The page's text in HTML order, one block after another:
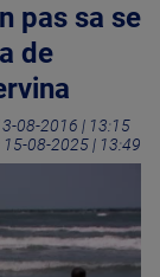
pas sa se
de
08-2016 | 13:15
15-08-2025 | 13:49